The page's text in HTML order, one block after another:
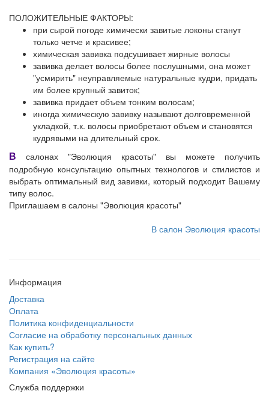
ПОЛОЖИТЕЛЬНЫЕ ФАКТОРЫ:
при сырой погоде химически завитые локоны станут
только четче и красивее;
химическая завивка подсушивает жирные волосы
завивка делает волосы более послушными, она может
"усмирить" неуправляемые натуральные кудри, придать
им более крупный завиток;
завивка придает объем тонким волосам;
иногда химическую завивку называют долговременной
укладкой, т.к. волосы приобретают объем и становятся
кудрявыми на длительный срок.
В салонах "Эволюция красоты" вы можете получить
подробную консультацию опытных технологов и стилистов и
выбрать оптимальный вид завивки, который подходит Вашему
типу волос.
Приглашаем в салоны "Эволюция красоты"
В салон Эволюция красоты
Информация
Доставка
Оплата
Политика конфиденциальности
Согласие на обработку персональных данных
Как купить?
Регистрация на сайте
Компания «Эволюция красоты»
Служба поддержки